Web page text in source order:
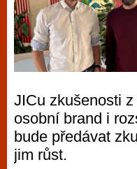
JICu zkušenosti
osobní brand i
bude předávat
jim růst.